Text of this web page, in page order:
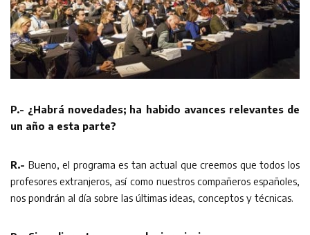
P.- ¿Habrá novedades; ha habido avances relevantes de
un año a esta parte?
R.- Bueno, el programa es tan actual que creemos que todos los
profesores extranjeros, así como nuestros compañeros españoles,
nos pondrán al día sobre las últimas ideas, conceptos y técnicas.